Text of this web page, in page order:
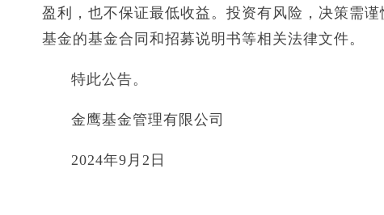
盈利，也不保证最低收益。投资有风险，决策需
基金的基金合同和招募说明书等相关法律文件。
特此公告。
金鹰基金管理有限公司
2024年9月2日